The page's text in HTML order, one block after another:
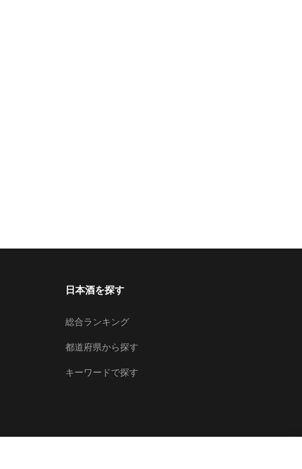
日本酒を探す
総合ランキング
都道府県から探す
キーワードで探す